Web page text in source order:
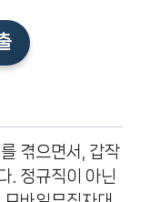
겪으면서, 갑작
. 정규직이 아닌